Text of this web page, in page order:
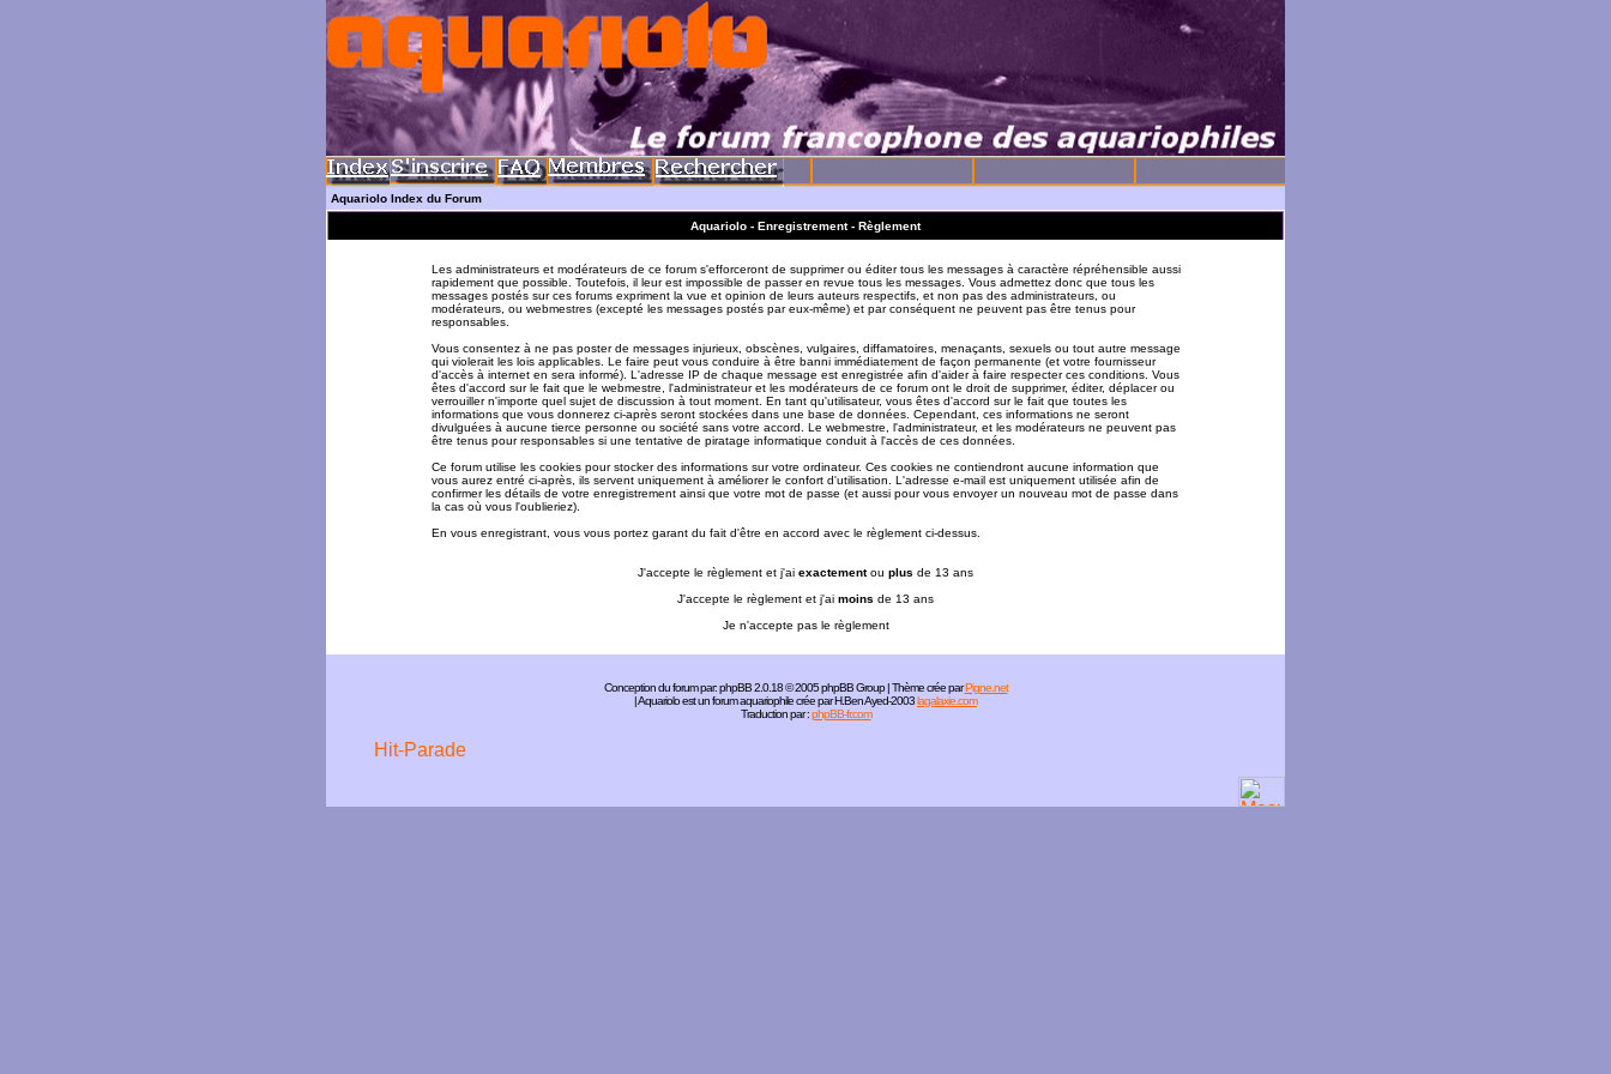
Aquariolo Index du Forum
Aquariolo - Enregistrement - Règlement
Les administrateurs et modérateurs de ce forum s'efforceront de supprimer ou éditer tous les messages à caractère répréhensible aussi
rapidement que possible. Toutefois, il leur est impossible de passer en revue tous les messages. Vous admettez donc que tous les
messages postés sur ces forums expriment la vue et opinion de leurs auteurs respectifs, et non pas des administrateurs, ou
modérateurs, ou webmestres (excepté les messages postés par eux-même) et par conséquent ne peuvent pas être tenus pour
responsables.
Vous consentez à ne pas poster de messages injurieux, obscènes, vulgaires, diffamatoires, menaçants, sexuels ou tout autre message
qui violerait les lois applicables. Le faire peut vous conduire à être banni immédiatement de façon permanente (et votre fournisseur
d'accès à internet en sera informé). L'adresse IP de chaque message est enregistrée afin d'aider à faire respecter ces conditions. Vous
êtes d'accord sur le fait que le webmestre, l'administrateur et les modérateurs de ce forum ont le droit de supprimer, éditer, déplacer ou
verrouiller n'importe quel sujet de discussion à tout moment. En tant qu'utilisateur, vous êtes d'accord sur le fait que toutes les
informations que vous donnerez ci-après seront stockées dans une base de données. Cependant, ces informations ne seront
divulguées à aucune tierce personne ou société sans votre accord. Le webmestre, l'administrateur, et les modérateurs ne peuvent pas
être tenus pour responsables si une tentative de piratage informatique conduit à l'accès de ces données.
Ce forum utilise les cookies pour stocker des informations sur votre ordinateur. Ces cookies ne contiendront aucune information que
vous aurez entré ci-après, ils servent uniquement à améliorer le confort d'utilisation. L'adresse e-mail est uniquement utilisée afin de
confirmer les détails de votre enregistrement ainsi que votre mot de passe (et aussi pour vous envoyer un nouveau mot de passe dans
la cas où vous l'oublieriez).
En vous enregistrant, vous vous portez garant du fait d'être en accord avec le règlement ci-dessus.
J'accepte le règlement et j'ai exactementou plus de 13 ans
J'accepte le règlement et j'ai moins de 13 ans
Je n'accepte pas le règlement
Conception du forum par:phpBB2.0.18 © 2005 phpBB Group | Thème crée parPigne.net
| Aquariolo est un forum aquariophile crée par H.Ben Ayed-2003lagalaxie.com
Traduction par :phpBB-fr.com